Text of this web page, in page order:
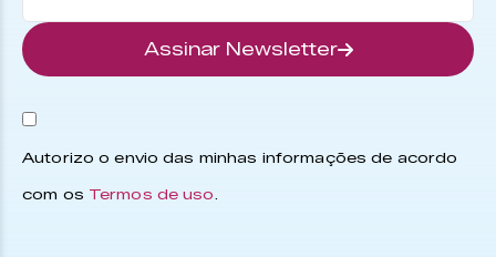
Assinar Newsletter
Autorizo o envio das minhas informações de acordo
com os Termos de uso.